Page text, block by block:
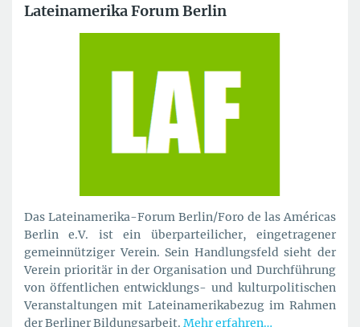
Lateinamerika Forum Berlin
Das Lateinamerika-Forum Berlin/Foro de las Américas
Berlin e.V. ist ein überparteilicher, eingetragener
gemeinnütziger Verein. Sein Handlungsfeld sieht der
Verein prioritär in der Organisation und Durchführung
von öffentlichen entwicklungs- und kulturpolitischen
Veranstaltungen mit Lateinamerikabezug im Rahmen
der Berliner Bildungsarbeit. Mehr erfahren…